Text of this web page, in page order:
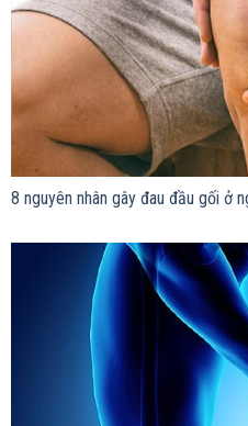
8 nguyên nhân gây đau đầu gối ở